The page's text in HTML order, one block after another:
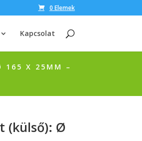
0 Elemek
Kapcsolat
165 X 25MM –
(külső): Ø